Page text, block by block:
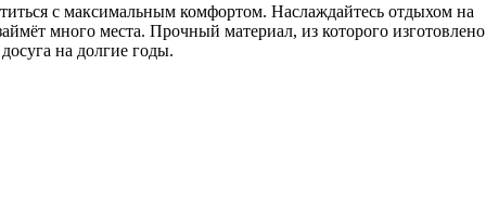
с максимальным комфортом. Наслаждайтесь отдыхом на
много места. Прочный материал, из которого изготовлено
на долгие годы.